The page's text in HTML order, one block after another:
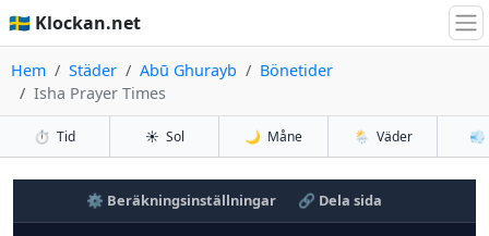
🇸🇪 Klockan.net
Hem Städer Abū Ghurayb
Bönetider
Isha Prayer Times
⏱️ Tid ☀️ Sol 🌙 Måne 🌦️ Väder 💨
⚙️ Beräkningsinställningar 🔗 Dela sida